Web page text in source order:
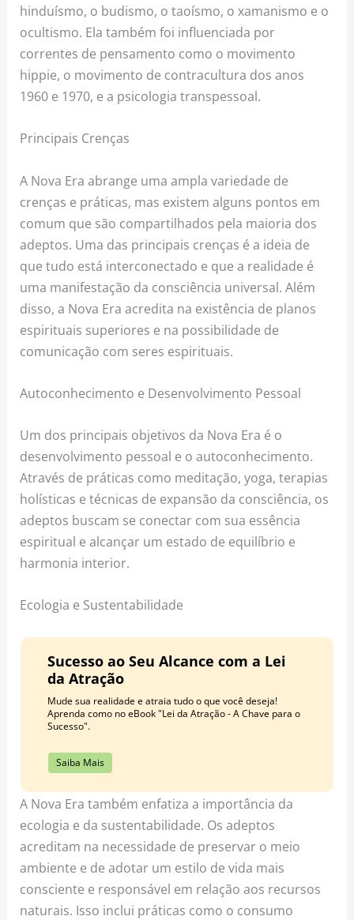
hinduísmo, o budismo, o taoísmo, o xamanismo e o
ocultismo. Ela também foi influenciada por
correntes de pensamento como o movimento
hippie, o movimento de contracultura dos anos
1960 e 1970, e a psicologia transpessoal.
Principais Crenças
A Nova Era abrange uma ampla variedade de
crenças e práticas, mas existem alguns pontos em
comum que são compartilhados pela maioria dos
adeptos. Uma das principais crenças é a ideia de
que tudo está interconectado e que a realidade é
uma manifestação da consciência universal. Além
disso, a Nova Era acredita na existência de planos
espirituais superiores e na possibilidade de
comunicação com seres espirituais.
Autoconhecimento e Desenvolvimento Pessoal
Um dos principais objetivos da Nova Era é o
desenvolvimento pessoal e o autoconhecimento.
Através de práticas como meditação, yoga, terapias
holísticas e técnicas de expansão da consciência, os
adeptos buscam se conectar com sua essência
espiritual e alcançar um estado de equilíbrio e
harmonia interior.
Ecologia e Sustentabilidade
Sucesso ao Seu Alcance com a Lei
da Atração
Mude sua realidade e atraia tudo o que você deseja!
Aprenda como no eBook "Lei da Atração - A Chave para o
Sucesso".
Saiba Mais
A Nova Era também enfatiza a importância da
ecologia e da sustentabilidade. Os adeptos
acreditam na necessidade de preservar o meio
ambiente e de adotar um estilo de vida mais
consciente e responsável em relação aos recursos
naturais. Isso inclui práticas como o consumo